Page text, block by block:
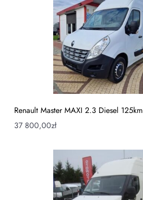
Renault Master MAXI 2.3 Diesel 125km
37 800,00zł